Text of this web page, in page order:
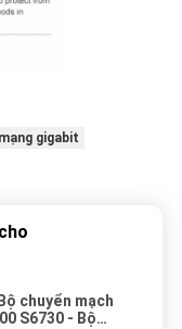
gigabit
chuyển mạch
S6730 - Bộ